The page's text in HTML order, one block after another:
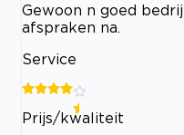
Gewoon n goed
afspraken na.
Service
Prijs/kwaliteit